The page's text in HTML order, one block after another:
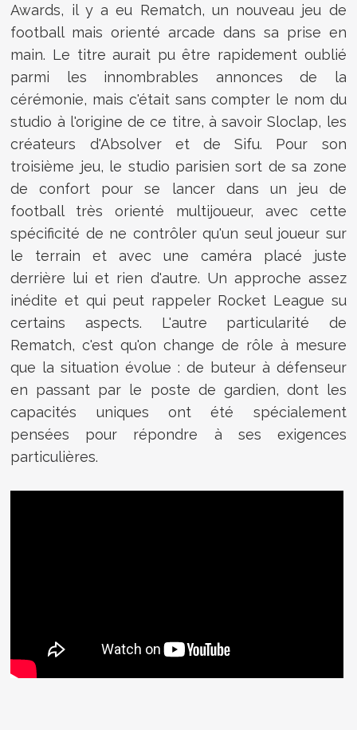
Awards, il y a eu Rematch, un nouveau jeu de
football mais orienté arcade dans sa prise en
main. Le titre aurait pu être rapidement oublié
parmi les innombrables annonces de la
cérémonie, mais c'était sans compter le nom du
studio à l'origine de ce titre, à savoir Sloclap, les
créateurs d'Absolver et de Sifu. Pour son
troisième jeu, le studio parisien sort de sa zone
de confort pour se lancer dans un jeu de
football très orienté multijoueur, avec cette
spécificité de ne contrôler qu'un seul joueur sur
le terrain et avec une caméra placé juste
derrière lui et rien d'autre. Un approche assez
inédite et qui peut rappeler Rocket League su
certains aspects. L'autre particularité de
Rematch, c'est qu'on change de rôle à mesure
que la situation évolue : de buteur à défenseur
en passant par le poste de gardien, dont les
capacités uniques ont été spécialement
pensées pour répondre à ses exigences
particulières.